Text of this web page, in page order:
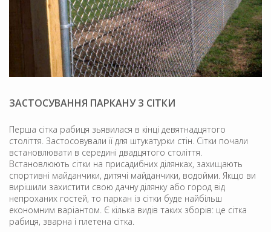
ЗАСТОСУВАННЯ ПАРКАНУ З СІТКИ
Перша сітка рабиця зьявилася в кінці девятнадцятого
століття. Застосовували її для штукатурки стін. Сітки почали
встановлювати в середині двадцятого століття.
Встановлюють сітки на присадибних ділянках, захищають
спортивні майданчики, дитячі майданчики, водойми. Якщо ви
вирішили захистити свою дачну ділянку або город від
непроханих гостей, то паркан із сітки буде найбільш
економним варіантом. Є кілька видів таких зборів: це сітка
рабиця, зварна і плетена сітка.